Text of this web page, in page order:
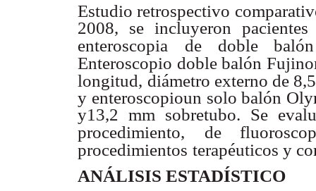
Estudio retrospectivo
2008, se incluyeron
enteroscopia
de doble
Enteroscopio doble balón
longitud, diámetro externo de
y enteroscopioun solo balón
y13,2 mm sobretubo. Se
procedimiento,
de
procedimientos terapéuticos y
ANÁLISIS ESTADÍSTICO